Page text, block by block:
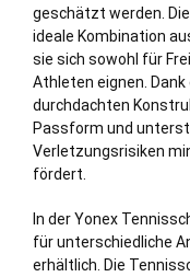
geschätzt werden.
ideale Kombination
sie sich sowohl für
Athleten eignen.
durchdachten
Passform und
Verletzungsrisiken
fördert.
In der Yonex
für unterschiedliche
erhältlich. Die